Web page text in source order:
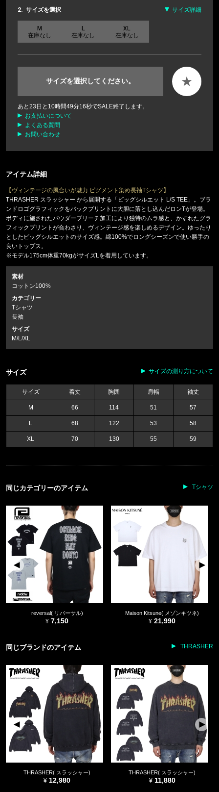
2. サイズを選択 サイズ詳細
M
在庫なし
L
在庫なし
XL
在庫なし
サイズを選択してください。 ★
あと 23 日と 10時間49分16秒でSALE終了します。
お支払いについて
よくある質問
お問い合わせ
アイテム詳細
【ヴィンテージの風合いが魅力 ピグメント染め長袖Tシャツ】
THRASHER スラッシャー から展開する「ビッグシルエット L/S TEE」。ブラ
ンドロゴグラフィックをバックプリントに大胆に落とし込んだロンTが登場。
ボディに施されたパウダーブリーチ加工により独特のムラ感と、かすれたグラ
フィックプリントが合わさり、ヴィンテージ感を楽しめるデザイン。ゆったり
としたビッグシルエットのサイズ感。綿100%でロングシーズンで使い勝手の
良いトップス。
※モデル175cm体重70kgがサイズLを着用しています。
素材
コットン100%
カテゴリー
Tシャツ
長袖
サイズ
M/L/XL
サイズ サイズの測り方について
サイズ 着丈 胸囲 肩幅 袖丈
M 66 114 51 57
L 68 122 53 58
XL 70 130 55 59
同じカテゴリーのアイテム Tシャツ
reversal( リバーサル)
7,150
Maison Kitsune( メゾンキツネ)
21,990
同じブランドのアイテム THRASHER
THRASHER( スラッシャー)
12,980
THRASHER( スラッシャー)
11,880